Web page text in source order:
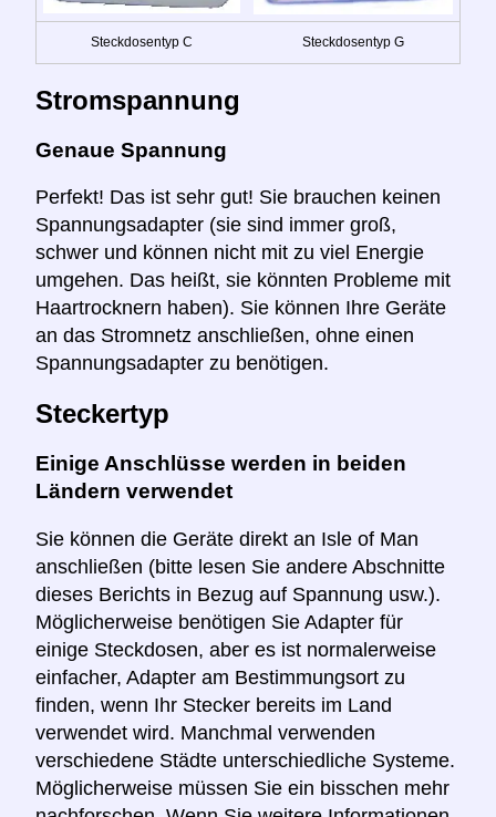
Steckdosentyp C Steckdosentyp G
Stromspannung
Genaue Spannung
Perfekt! Das ist sehr gut! Sie brauchen keinen
Spannungsadapter (sie sind immer groß,
schwer und können nicht mit zu viel Energie
umgehen. Das heißt, sie könnten Probleme mit
Haartrocknern haben). Sie können Ihre Geräte
an das Stromnetz anschließen, ohne einen
Spannungsadapter zu benötigen.
Steckertyp
Einige Anschlüsse werden in beiden
Ländern verwendet
Sie können die Geräte direkt an Isle of Man
anschließen (bitte lesen Sie andere Abschnitte
dieses Berichts in Bezug auf Spannung usw.).
Möglicherweise benötigen Sie Adapter für
einige Steckdosen, aber es ist normalerweise
einfacher, Adapter am Bestimmungsort zu
finden, wenn Ihr Stecker bereits im Land
verwendet wird. Manchmal verwenden
verschiedene Städte unterschiedliche Systeme.
Möglicherweise müssen Sie ein bisschen mehr